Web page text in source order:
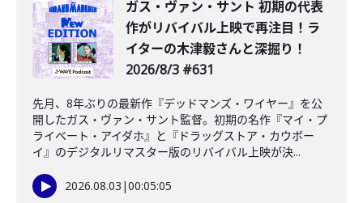
ガス・ヴァン・サント 初期の代表
作がリバイバル上映で再注目！ラ
イターの木津毅さんと深掘り！
2026/8/3 #631
先月、8年ぶりの最新作『デッドマンズ・ワイヤー』を公
開したガス・ヴァン・サント監督。初期の名作『マイ・プ
ライベート・アイダホ』と『ドラッグストア・カウボー
イ』のデジタルリマスター版のリバイバル上映が決...
2026.08.03 |00:05:05